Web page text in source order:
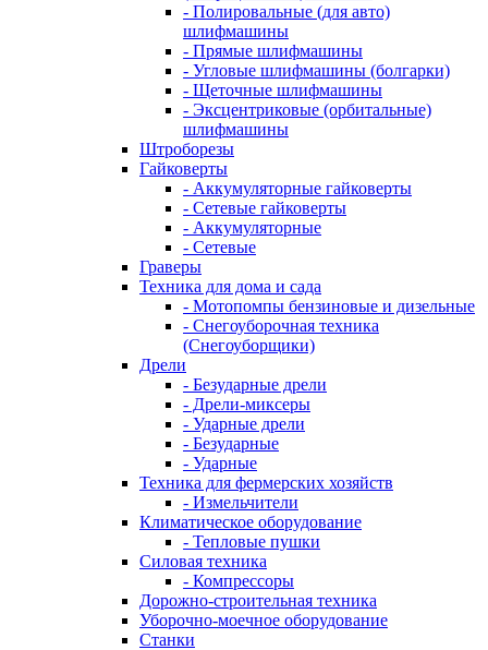
- Полировальные (для авто)
шлифмашины
- Прямые шлифмашины
- Угловые шлифмашины (болгарки)
- Щеточные шлифмашины
- Эксцентриковые (орбитальные)
шлифмашины
Штроборезы
Гайковерты
- Аккумуляторные гайковерты
- Сетевые гайковерты
- Аккумуляторные
- Сетевые
Граверы
Техника для дома и сада
- Мотопомпы бензиновые и дизельные
- Снегоуборочная техника
(Снегоуборщики)
Дрели
- Безударные дрели
- Дрели-миксеры
- Ударные дрели
- Безударные
- Ударные
Техника для фермерских хозяйств
- Измельчители
Климатическое оборудование
- Тепловые пушки
Силовая техника
- Компрессоры
Дорожно-строительная техника
Уборочно-моечное оборудование
Станки